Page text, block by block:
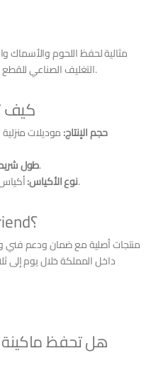
مثالية لحفظ اللحوم والأسماك
التغليف الصناعي للقطع المعدنية والإلكترونية الحساسة للرطوبة.
كيف
حجم الإنتاج:موديلات
طوليحدد أقصى عرض للكيس.
نوع الأكياس:أكياس مضلّعة أو ملساء حسب الموديل.
لماذا تشتري من Star Friend؟
داخل المملكة خلال يوم إلى
هل تحفظ